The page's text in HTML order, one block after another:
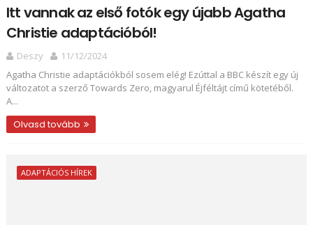
Itt vannak az első fotók egy újabb Agatha
Christie adaptációból!
Deszy
11/12/2024
Agatha Christie adaptációkból sosem elég! Ezúttal a BBC készít egy új
változatot a szerző Towards Zero, magyarul Éjféltájt című kötetéből.
A...
Olvasd tovább
ADAPTÁCIÓS HÍREK